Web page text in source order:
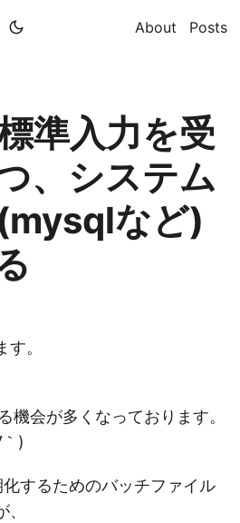
About Posts
準入力を受
、システム
など)
。
機会が多くなっております。
)
するためのバッチファイル